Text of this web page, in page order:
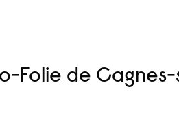
Folie de